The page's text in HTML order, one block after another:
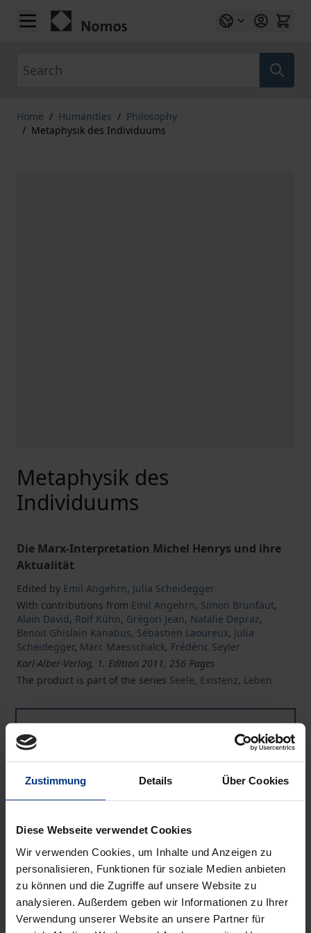
Zustimmung Details Über Cookies
Diese Webseite verwendet Cookies
Wir verwenden Cookies, um Inhalte und Anzeigen zu
personalisieren, Funktionen für soziale Medien anbieten
zu können und die Zugriffe auf unsere Website zu
analysieren. Außerdem geben wir Informationen zu Ihrer
Verwendung unserer Website an unsere Partner für
Skip to Content
Home / Humanities / Philosophy
/ Metaphysik des Individuums
Metaphysik des
Individuums
Die Marx-Interpretation Michel Henrys und ihre
Aktualität
Edited by Emil Angehrn, Julia Scheidegger
With contributions from Emil Angehrn, Simon Brunfaut,
Alain David, Rolf Kühn, Grégori Jean, Natalie Depraz,
Benoit Ghislain Kanabus, Sébastien Laoureux, Julia
Scheidegger, Marc Maesschalck, Frédéric Seyler
Karl-Alber-Verlag, 1. Edition 2011, 256 Pages
The product is part of the series Seele, Existenz, Leben
ISBN 978-3-495-48506-4
Available
Prices include VAT. Depending on the delivery address, VAT
may vary at checkout.
Add to Cart
Add to Wish List
Delivery cost notice